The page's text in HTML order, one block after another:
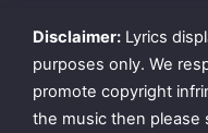
Thanimaiyum illai
Disclaimer: Lyrics
purposes only. We
promote copyright
the music then please